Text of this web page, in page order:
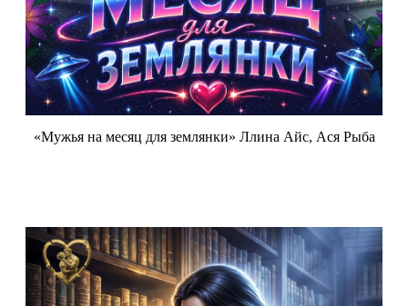
«Мужья на месяц для землянки» Ллина Айс, Ася Рыба